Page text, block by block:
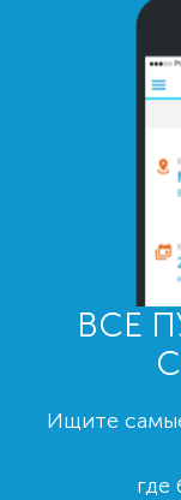
ВСЕ
Ищите
где